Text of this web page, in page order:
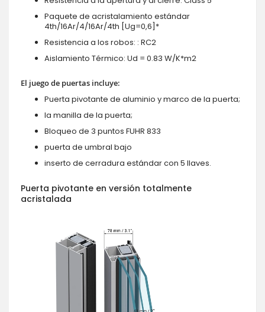
Paquete de acristalamiento estándar
4th/16Ar/4/16Ar/4th [Ug=0,6]*
Resistencia a los robos: : RC2
Aislamiento Térmico: Ud = 0.83 W/K*m2
El juego de puertas incluye:
Puerta pivotante de aluminio y marco de la puerta;
la manilla de la puerta;
Bloqueo de 3 puntos FUHR 833
puerta de umbral bajo
inserto de cerradura estándar con 5 llaves.
Puerta pivotante en versión totalmente
acristalada